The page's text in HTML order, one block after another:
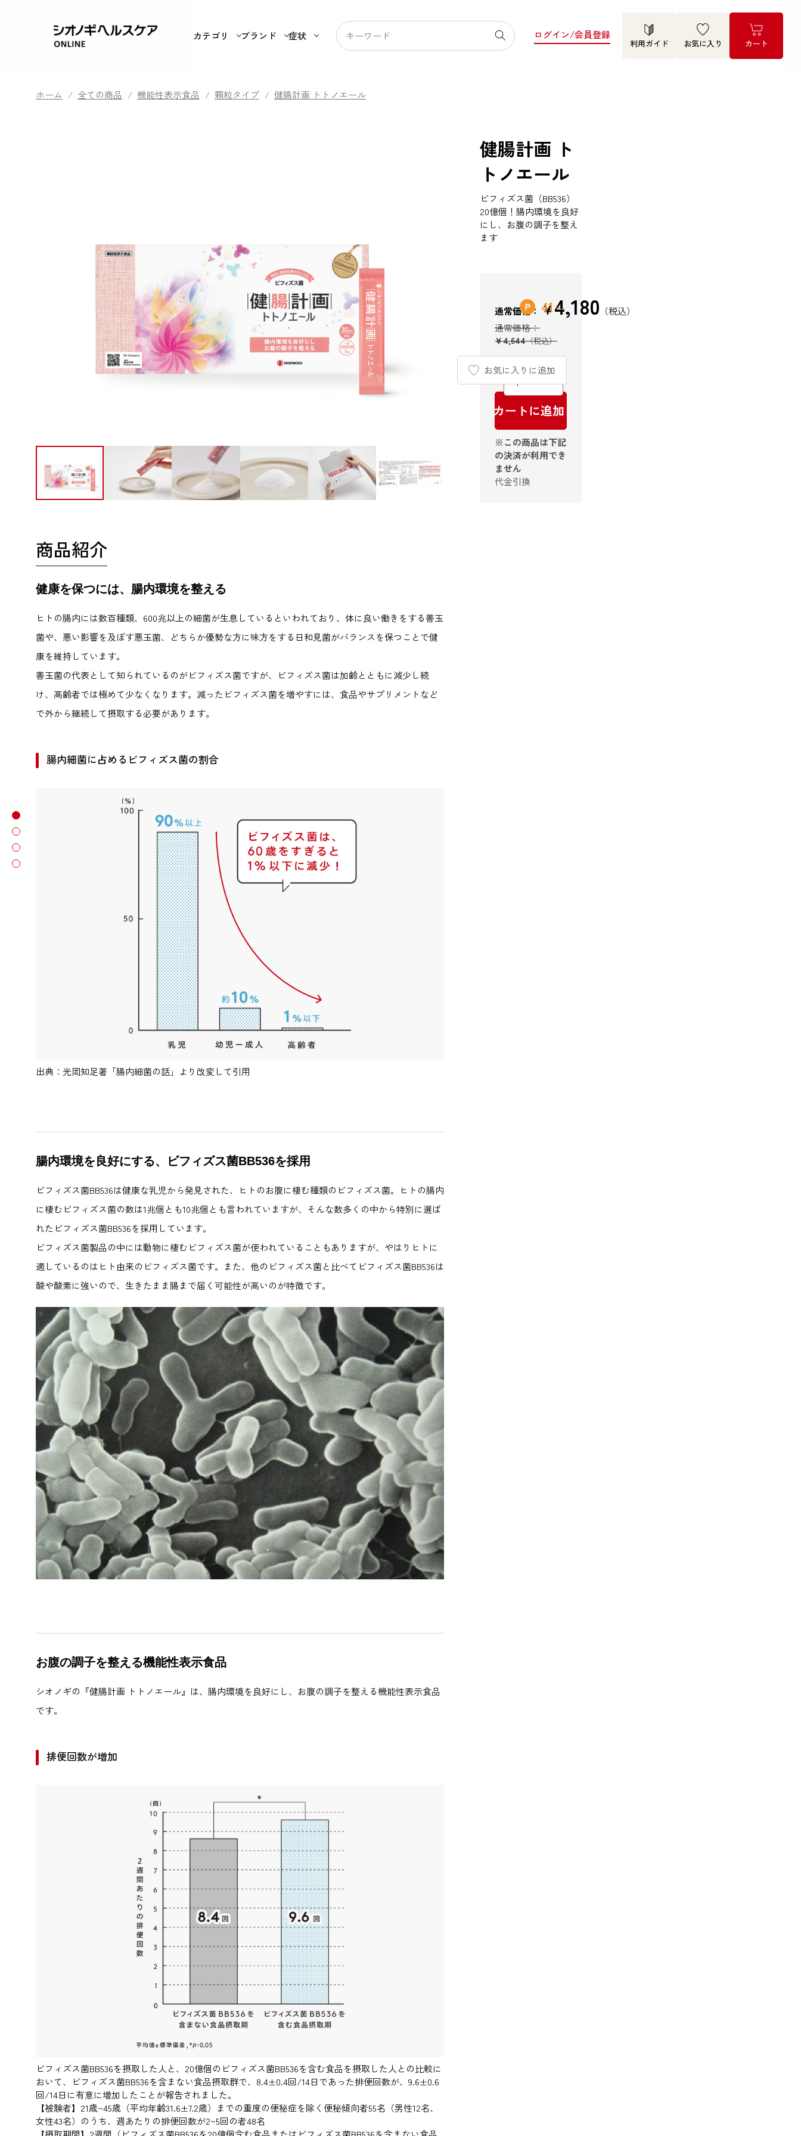
カテゴリ ブランド 症状 ログイン/会員登録
利用ガイド お気に入り カート
ホーム / 全ての商品 / 機能性表示食品 / 顆粒タイプ / 健腸計画 トトノエール
商品紹介
健康を保つには、腸内環境を整える
ヒトの腸内には数百種類、600兆以上の細菌が生息しているといわれており、体に良い働きをする善玉
菌や、悪い影響を及ぼす悪玉菌、どちらか優勢な方に味方をする日和見菌がバランスを保つことで健
康を維持しています。
善玉菌の代表として知られているのがビフィズス菌ですが、ビフィズス菌は加齢とともに減少し続
け、高齢者では極めて少なくなります。減ったビフィズス菌を増やすには、食品やサプリメントなど
で外から継続して摂取する必要があります。
腸内細菌に占めるビフィズス菌の割合
出典：光岡知足著「腸内細菌の話」より改変して引用
腸内環境を良好にする、ビフィズス菌BB536を採用
ビフィズス菌BB536は健康な乳児から発見された、ヒトのお腹に棲む種類のビフィズス菌。ヒトの腸内
に棲むビフィズス菌の数は1兆個とも10兆個とも言われていますが、そんな数多くの中から特別に選ば
れたビフィズス菌BB536を採用しています。
ビフィズス菌製品の中には動物に棲むビフィズス菌が使われていることもありますが、やはりヒトに
適しているのはヒト由来のビフィズス菌です。また、他のビフィズス菌と比べてビフィズス菌BB536は
酸や酸素に強いので、生きたまま腸まで届く可能性が高いのが特徴です。
お腹の調子を整える機能性表示食品
シオノギの『健腸計画 トトノエール』は、腸内環境を良好にし、お腹の調子を整える機能性表示食品
です。
排便回数が増加
ビフィズス菌BB536を摂取した人と、20億個のビフィズス菌BB536を含む食品を摂取した人との比較に
おいて、ビフィズス菌BB536を含まない食品摂取群で、8.4±0.4回/14日であった排便回数が、9.6±0.6
回/14日に有意に増加したことが報告されました。
【被験者】21歳~45歳（平均年齢31.6±7.2歳）までの重度の便秘症を除く便秘傾向者55名（男性12名、
女性43名）のうち、週あたりの排便回数が2~5回の者48名
健腸計画 ト
トノエール
ビフィズス菌（BB536）
20億個！腸内環境を良好
にし、お腹の調子を整え
ます
通常価格： ￥4,180
41
￥4,644
カートに追加
お気に入りに追加
※この商品は下記
の決済が利用でき
ません
代金引換